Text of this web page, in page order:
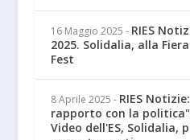
16 Maggio 2025 - RIES
2025. Solidalia, alla
Fest
8 Aprile 2025 - RIES
rapporto con la
Video dell'ES, Solidalia,